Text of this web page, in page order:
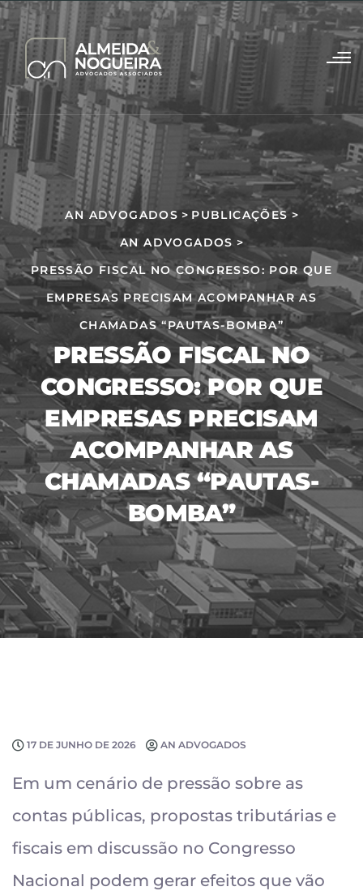
AN ADVOGADOS > PUBLICAÇÕES>
AN ADVOGADOS >
PRESSÃO FISCAL NO CONGRESSO: POR QUE
EMPRESAS PRECISAM ACOMPANHAR AS
CHAMADAS “PAUTAS-BOMBA”
PRESSÃO FISCAL NO
CONGRESSO: POR QUE
EMPRESAS PRECISAM
ACOMPANHAR AS
CHAMADAS “PAUTAS-
BOMBA”
17 DE JUNHO DE 2026 AN ADVOGADOS
Em um cenário de pressão sobre as
contas públicas, propostas tributárias e
fiscais em discussão no Congresso
Nacional podem gerar efeitos que vão